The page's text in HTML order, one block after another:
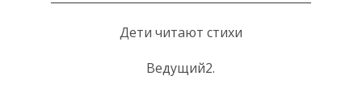
Дети читают стихи
Ведущий2.